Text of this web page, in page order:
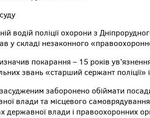
водій поліції охорони з
у складі незаконного
покарання – 15 років
звань «старший сержант поліції»
заборонено обіймати
влади та місцевого
державної влади і правоохоронних